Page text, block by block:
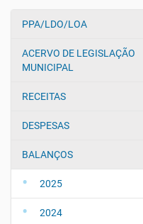
N
v
g
ç
ã
o
PPA/LDO/LOA
ACERVO DE LEGISLAÇÃO
MUNICIPAL
RECEITAS
DESPESAS
BALANÇOS
2025
2024